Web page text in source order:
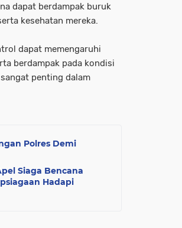
dapat berdampak buruk
kesehatan mereka.
dapat memengaruhi
berdampak pada kondisi
penting dalam
Polres Demi
Siaga Bencana
Hadapi